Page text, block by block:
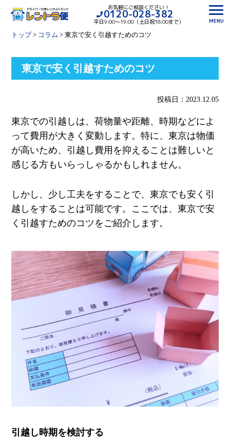
お気軽にご相談ください！
0120-028-382
平日9:00〜19:00（土日祝18:00まで）
MENU
トップ> コラム > 東京で安く引越すためのコツ
東京で安く引越すためのコツ
投稿日：2023.12.05
東京での引越しは、荷物量や距離、時期などによ
って費用が大きく変動します。特に、東京は物価
が高いため、引越し費用を抑えることは難しいと
感じる方もいらっしゃるかもしれません。
しかし、少し工夫をすることで、東京でも安く引
越しをすることは可能です。ここでは、東京で安
く引越すためのコツをご紹介します。
引越し時期を検討する